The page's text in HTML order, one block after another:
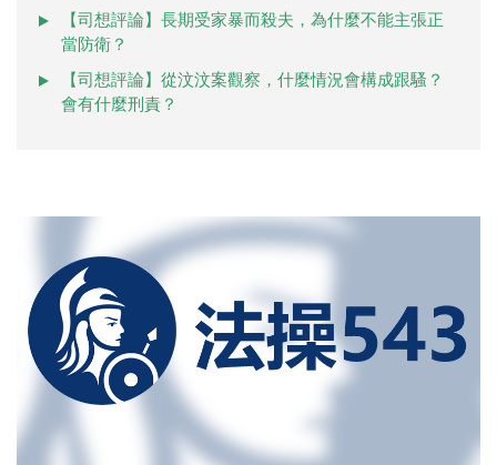
【司想評論】長期受家暴而殺夫，為什麼不能主張正
當防衛？
【司想評論】從汶汶案觀察，什麼情況會構成跟騷？
會有什麼刑責？